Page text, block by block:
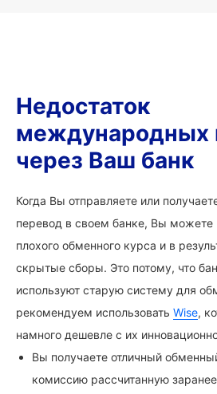
Недостаток
международных
через Ваш банк
Когда Вы отправляете или
перевод в своем банке, Вы можете
плохого обменного курса и в
скрытые сборы. Это потому, что
используют старую систему для
рекомендуем использовать Wise,
намного дешевле с их
Вы получаете отличный
комиссию рассчитанную